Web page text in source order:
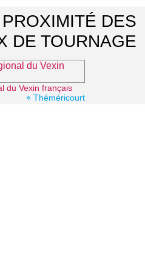
DES
DE TOURNAGE
du Vexin français
⌖ Théméricourt